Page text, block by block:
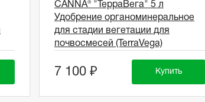
CANNA® "ТерраВега" 5 л
Удобрение органоминеральное
для стадии вегетации для
почвосмесей (TerraVega)
7 100 ₽ Купить